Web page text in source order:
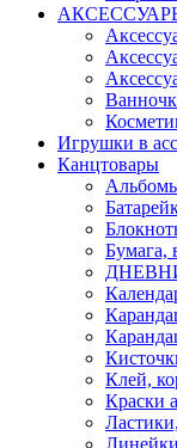
Игрушки в
Канцтовары
Бумага,
Клей,
Краски